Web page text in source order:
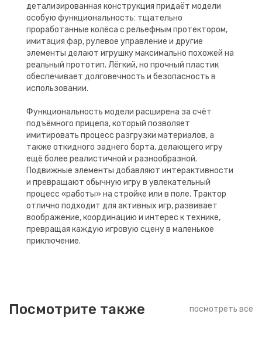
детализированная конструкция придаёт модели
особую функциональность: тщательно
проработанные колёса с рельефным протектором,
имитация фар, рулевое управление и другие
элементы делают игрушку максимально похожей на
реальный прототип. Лёгкий, но прочный пластик
обеспечивает долговечность и безопасность в
использовании.
Функциональность модели расширена за счёт
подъёмного прицепа, который позволяет
имитировать процесс разгрузки материалов, а
также откидного заднего борта, делающего игру
ещё более реалистичной и разнообразной.
Подвижные элементы добавляют интерактивности
и превращают обычную игру в увлекательный
процесс «работы» на стройке или в поле. Трактор
отлично подходит для активных игр, развивает
воображение, координацию и интерес к технике,
превращая каждую игровую сцену в маленькое
приключение.
Посмотрите также посмотреть все